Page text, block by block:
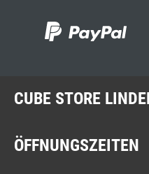
CUBE STORE
ÖFFNUNGSZEITEN